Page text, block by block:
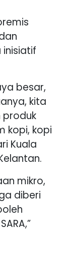
besar,
kita
produk
kopi, kopi
Kuala
mikro,
diberi